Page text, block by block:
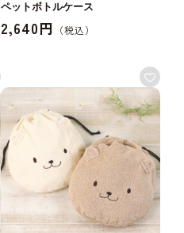
ペットボトルケース
2,640円